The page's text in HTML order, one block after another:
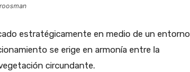
estratégicamente en medio de un entorno
se erige en armonía entre la
circundante.